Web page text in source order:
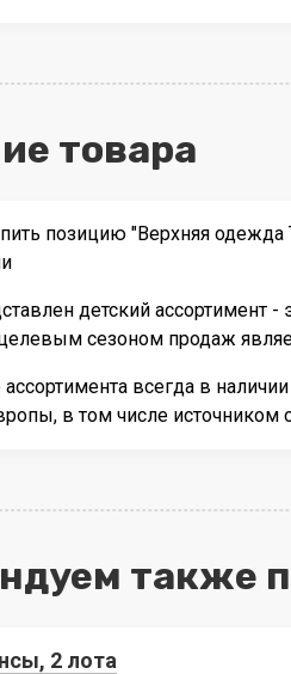
товара
позицию "Верхняя одежда
детский ассортимент -
сезоном продаж
всегда в наличии
в том числе
также
2 лота